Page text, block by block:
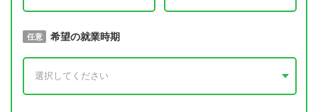
必須 取得予定年
任意 希望の就業時期